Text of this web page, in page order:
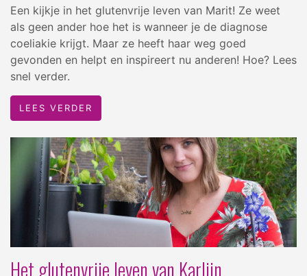
Een kijkje in het glutenvrije leven van Marit! Ze weet
als geen ander hoe het is wanneer je de diagnose
coeliakie krijgt. Maar ze heeft haar weg goed
gevonden en helpt en inspireert nu anderen! Hoe? Lees
snel verder.
LEES VERDER
Het glutenvrije leven van Karlijn